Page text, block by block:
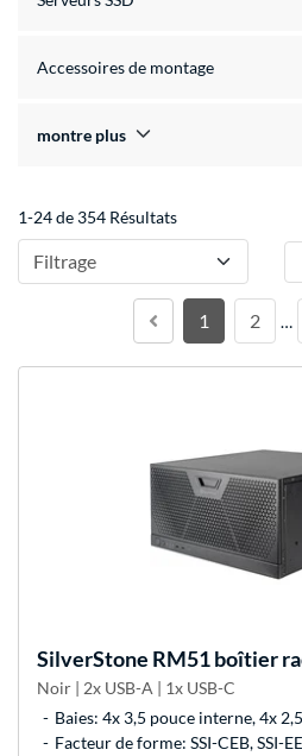
Accessoires de montage
montre plus
1-24 de 354 Résultats
Filtrage
1 2 …
SilverStone RM51 boîtier
Noir | 2x USB-A | 1x USB-C
Baies: 4x 3,5 pouce interne, 4x
Facteur de forme: SSI-CEB, SSI-